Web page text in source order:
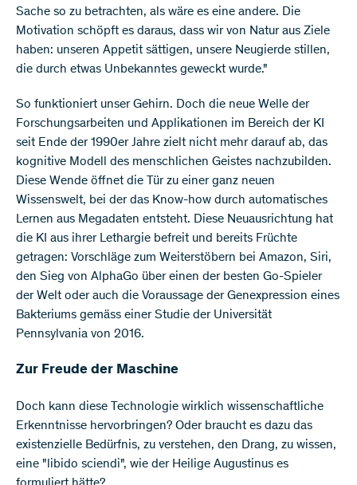
Sache so zu betrachten, als wäre es eine andere. Die
Motivation schöpft es daraus, dass wir von Natur aus Ziele
haben: unseren Appetit sättigen, unsere Neugierde stillen,
die durch etwas Unbekanntes geweckt wurde."
So funktioniert unser Gehirn. Doch die neue Welle der
Forschungsarbeiten und Applikationen im Bereich der KI
seit Ende der 1990er Jahre zielt nicht mehr darauf ab, das
kognitive Modell des menschlichen Geistes nachzubilden.
Diese Wende öffnet die Tür zu einer ganz neuen
Wissenswelt, bei der das Know-how durch automatisches
Lernen aus Megadaten entsteht. Diese Neuausrichtung hat
die KI aus ihrer Lethargie befreit und bereits Früchte
getragen: Vorschläge zum Weiterstöbern bei Amazon, Siri,
den Sieg von AlphaGo über einen der besten Go-Spieler
der Welt oder auch die Voraussage der Genexpression eines
Bakteriums gemäss einer Studie der Universität
Pennsylvania von 2016.
Zur Freude der Maschine
Doch kann diese Technologie wirklich wissenschaftliche
Erkenntnisse hervorbringen? Oder braucht es dazu das
existenzielle Bedürfnis, zu verstehen, den Drang, zu wissen,
eine "libido sciendi", wie der Heilige Augustinus es